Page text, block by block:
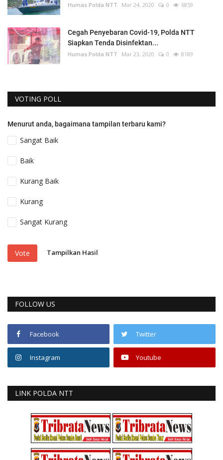
Humas Polda NTT Mar 24, 2020 0 6859
Cegah Penyebaran Covid-19, Polda NTT
Siapkan Tenda Disinfektan...
Humas Polda NTT Mar 23, 2020 0 8189
VOTING POLL
Menurut anda, bagaimana tampilan terbaru kami?
Sangat Baik
Baik
Kurang Baik
Kurang
Sangat Kurang
Vote Tampilkan Hasil
FOLLOW US
Facebook Twitter
Instagram Youtube
LINK POLDA NTT